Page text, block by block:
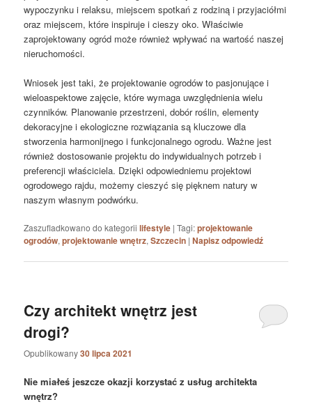
wypoczynku i relaksu, miejscem spotkań z rodziną i przyjaciółmi
oraz miejscem, które inspiruje i cieszy oko. Właściwie
zaprojektowany ogród może również wpływać na wartość naszej
nieruchomości.
Wniosek jest taki, że projektowanie ogrodów to pasjonujące i
wieloaspektowe zajęcie, które wymaga uwzględnienia wielu
czynników. Planowanie przestrzeni, dobór roślin, elementy
dekoracyjne i ekologiczne rozwiązania są kluczowe dla
stworzenia harmonijnego i funkcjonalnego ogrodu. Ważne jest
również dostosowanie projektu do indywidualnych potrzeb i
preferencji właściciela. Dzięki odpowiedniemu projektowi
ogrodowego rajdu, możemy cieszyć się pięknem natury w
naszym własnym podwórku.
Zaszufladkowano do kategorii lifestyle |Tagi:projektowanie
ogrodów,projektowanie wnętrz,Szczecin |Napisz odpowiedź
Czy architekt wnętrz jest
drogi?
Opublikowany30 lipca 2021
Nie miałeś jeszcze okazji korzystać z usług architekta
wnętrz?